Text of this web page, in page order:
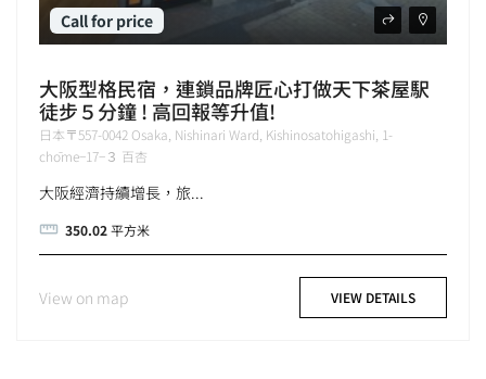
Call for price
大阪型格民宿，連鎖品牌匠心打做天下茶屋駅
徒步５分鐘 ! 高回報等升值!
日本〒557-0042 Osaka, Nishinari Ward, Kishinosatohigashi, 1-
chōme−17−３ 百杏
大阪經濟持續增長，旅...
350.02平方米
View on map VIEW DETAILS